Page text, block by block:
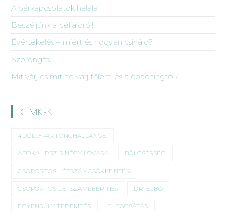
A párkapcsolatok halála
Beszéljünk a céljaidról!
Évértékelés – miért és hogyan csináld?
Szorongás
Mit várj és mit ne várj tőlem és a coachingtól?
CÍMKÉK
#DOLLYPARTONCHALLANGE
APOKALIPSZIS NÉGY LOVASA BÖLCSESSÉG
CSOPORTOS LÉTSZÁMCSÖKKENTÉS
CSOPORTOS LÉTSZÁMLEÉPÍTÉS DR BUBÓ
EGYENSÚLY TEREMTÉS ELBOCSÁTÁS